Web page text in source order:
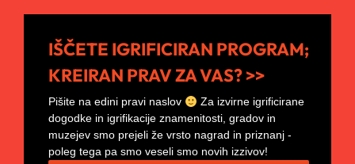
IŠČETE IGRIFICIRAN PROGRAM;
KREIRAN PRAV ZA VAS? >>
Pišite na edini pravi naslov
Za izvirne igrificirane
dogodke in igrifikacije znamenitosti, gradov in
muzejev smo prejeli že vrsto nagrad in priznanj -
poleg tega pa smo veseli smo novih izzivov!